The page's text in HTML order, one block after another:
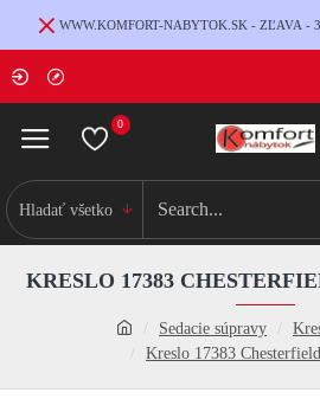
WWW.KOMFORT-NABYTOK.SK - ZĽAVA -
0
Hladať všetko
Sedacie súpravy
Kreslo 17383
KRESLO 17383